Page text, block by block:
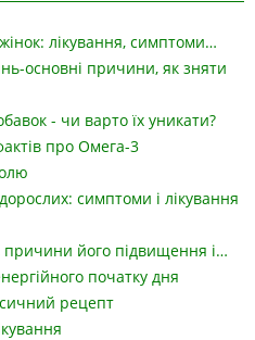
лікування, симптоми…
основні причини, як зняти
- чи варто їх уникати?
про Омега-3
симптоми і лікування
причини його підвищення і…
початку дня
рецепт